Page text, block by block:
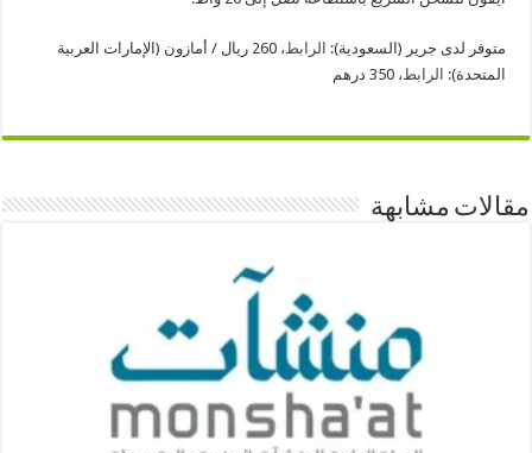
متوفر لدى جرير (السعودية): الرابط
، 260 ريال / أمازون (الإمارات العربية
المتحدة): الرابط، 350 درهم
مقالات مشابهة